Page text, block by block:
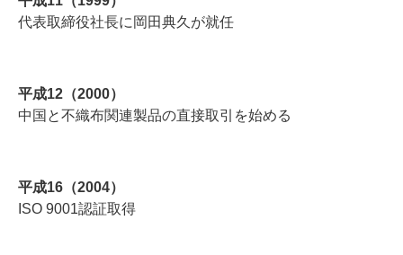
代表取締役社長に岡田典久が就任
平成12（2000）
中国と不織布関連製品の直接取引を始める
平成16（2004）
ISO 9001認証取得